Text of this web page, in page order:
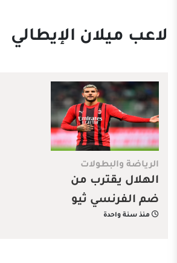
لاعب ميلان الإيطالي
الرياضة والبطولات
الهلال يقترب من
ضم الفرنسي ثيو
هيرنانديز
منذ سنة واحدة